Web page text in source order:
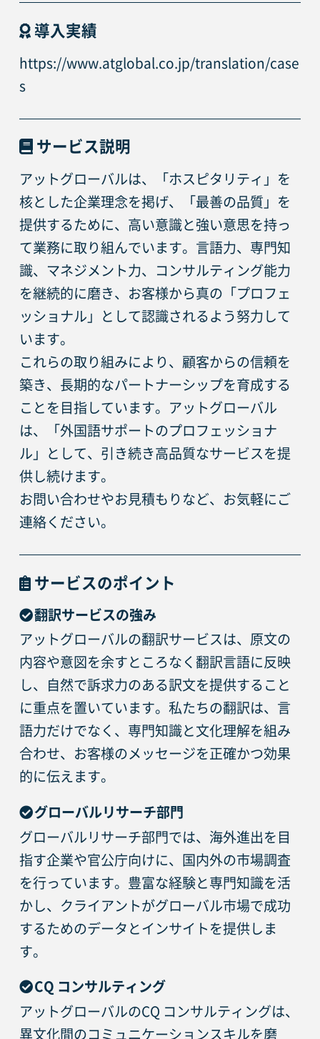
導入実績
https://www.atglobal.co.jp/translation/case
s
サービス説明
アットグローバルは、「ホスピタリティ」を
核とした企業理念を掲げ、「最善の品質」を
提供するために、高い意識と強い意思を持っ
て業務に取り組んでいます。言語力、専門知
識、マネジメント力、コンサルティング能力
を継続的に磨き、お客様から真の「プロフェ
ッショナル」として認識されるよう努力して
います。
これらの取り組みにより、顧客からの信頼を
築き、長期的なパートナーシップを育成する
ことを目指しています。アットグローバル
は、「外国語サポートのプロフェッショナ
ル」として、引き続き高品質なサービスを提
供し続けます。
お問い合わせやお見積もりなど、お気軽にご
連絡ください。
サービスのポイント
翻訳サービスの強み
アットグローバルの翻訳サービスは、原文の
内容や意図を余すところなく翻訳言語に反映
し、自然で訴求力のある訳文を提供すること
に重点を置いています。私たちの翻訳は、言
語力だけでなく、専門知識と文化理解を組み
合わせ、お客様のメッセージを正確かつ効果
的に伝えます。
グローバルリサーチ部門
グローバルリサーチ部門では、海外進出を目
指す企業や官公庁向けに、国内外の市場調査
を行っています。豊富な経験と専門知識を活
かし、クライアントがグローバル市場で成功
するためのデータとインサイトを提供しま
す。
CQ コンサルティング
アットグローバルのCQ コンサルティングは、
異文化間のコミュニケーションスキルを磨